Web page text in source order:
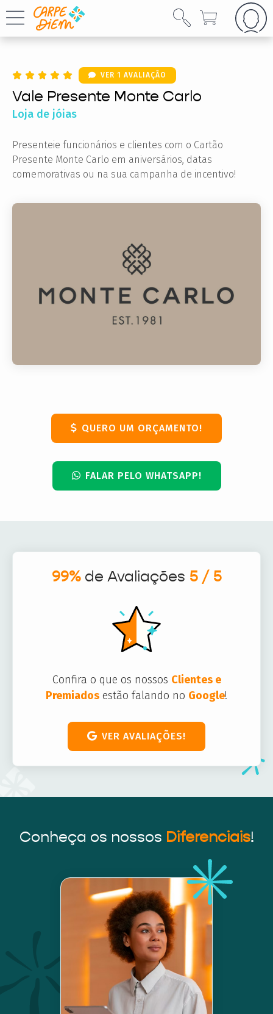
VER 1 AVALIAÇÃO
Vale Presente Monte Carlo
Loja de jóias
Presenteie funcionários e clientes com o Cartão
Presente Monte Carlo em aniversários, datas
comemorativas ou na sua campanha de incentivo!
QUERO UM ORÇAMENTO!
FALAR PELO WHATSAPP!
99%de Avaliações 5 / 5
Confira o que os nossos Clientes e
Premiados estão falando no Google!
VER AVALIAÇÕES!
Conheça os nossos Diferenciais!